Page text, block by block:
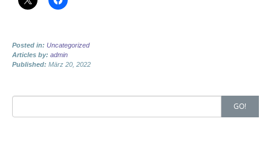
Posted in: Uncategorized
Articles by: admin
Published: März 20, 2022
Search
for:
GO!